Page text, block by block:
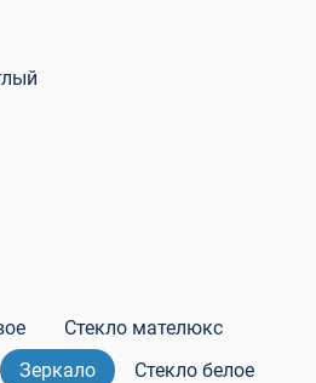
Стекло мателюкс
Зеркало Стекло белое